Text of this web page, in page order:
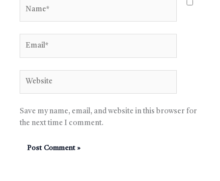
Save my name, email, and website in this browser for
the next time I comment.